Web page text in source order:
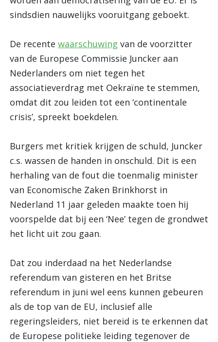
sindsdien nauwelijks vooruitgang geboekt.
De recente waarschuwing van de voorzitter
van de Europese Commissie Juncker aan
Nederlanders om niet tegen het
associatieverdrag met Oekraïne te stemmen,
omdat dit zou leiden tot een ‘continentale
crisis’, spreekt boekdelen.
Burgers met kritiek krijgen de schuld, Juncker
c.s. wassen de handen in onschuld. Dit is een
herhaling van de fout die toenmalig minister
van Economische Zaken Brinkhorst in
Nederland 11 jaar geleden maakte toen hij
voorspelde dat bij een ‘Nee’ tegen de grondwet
het licht uit zou gaan.
Dat zou inderdaad na het Nederlandse
referendum van gisteren en het Britse
referendum in juni wel eens kunnen gebeuren
als de top van de EU, inclusief alle
regeringsleiders, niet bereid is te erkennen dat
de Europese politieke leiding tegenover de